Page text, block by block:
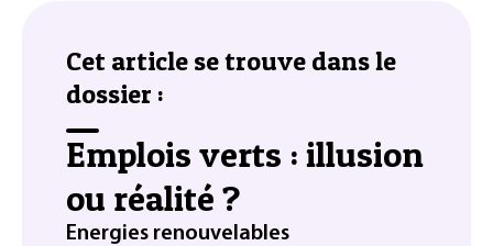
Cet article se trouve dans le
dossier :
Emplois verts : illusion
ou réalité ?
Energies renouvelables